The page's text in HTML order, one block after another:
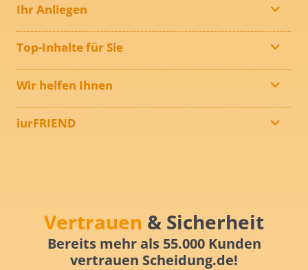
Ihr Anliegen
Top-Inhalte für Sie
Wir helfen Ihnen
iurFRIEND
Vertrauen & Sicherheit
Bereits mehr als 55.000 Kunden
vertrauen Scheidung.de!